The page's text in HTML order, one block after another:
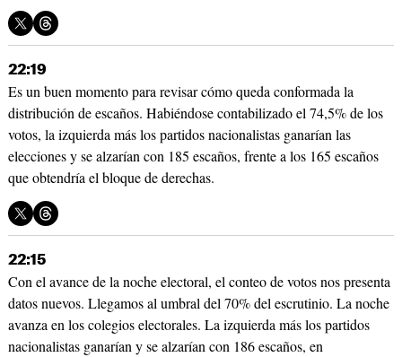
22:19
Es un buen momento para revisar cómo queda conformada la
distribución de escaños. Habiéndose contabilizado el 74,5% de los
votos, la izquierda más los partidos nacionalistas ganarían las
elecciones y se alzarían con 185 escaños, frente a los 165 escaños
que obtendría el bloque de derechas.
22:15
Con el avance de la noche electoral, el conteo de votos nos presenta
datos nuevos. Llegamos al umbral del 70% del escrutinio. La noche
avanza en los colegios electorales. La izquierda más los partidos
nacionalistas ganarían y se alzarían con 186 escaños, en